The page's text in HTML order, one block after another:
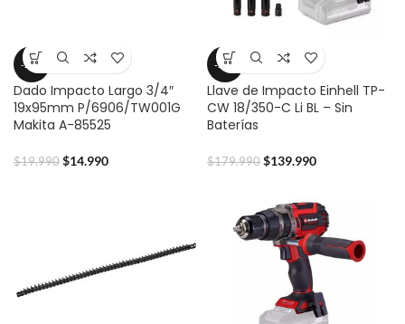
-25%
Dado Impacto Largo 3/4″
19x95mm P/6906/TW001G
Makita A-85525
$19.990 $14.990
-22%
Llave de Impacto Einhell TP-
CW 18/350-C Li BL – Sin
Baterías
$179.990 $139.990